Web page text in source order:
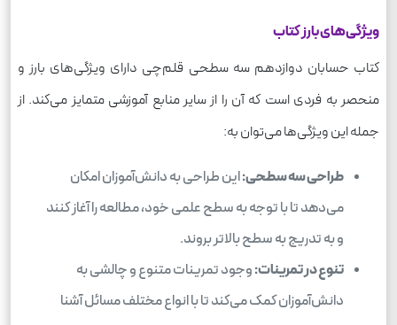
ویژگی‌های بارز کتاب
کتاب حسابان دوازدهم سه سطحی قلم‌چی دارای ویژگی‌های بارز و
منحصر به فردی است که آن را از سایر منابع آموزشی متمایز می‌کند. از
جمله این ویژگی‌ها می‌توان به:
طراحی سه سطحی:این طراحی به دانش‌آموزان امکان
می‌دهد تا با توجه به سطح علمی خود، مطالعه را آغاز کنند
و به تدریج به سطح بالاتر بروند.
تنوع در تمرینات:وجود تمرینات متنوع و چالشی به
دانش‌آموزان کمک می‌کند تا با انواع مختلف مسائل آشنا